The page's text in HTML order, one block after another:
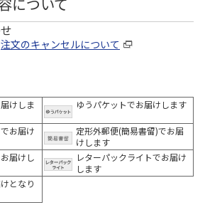
注文のキャンセルについて
けしま
ゆうパケットでお届けします
お届け
定形外郵便(簡易書留)でお届
けします
届けし
レターパックライトでお届け
します
となり